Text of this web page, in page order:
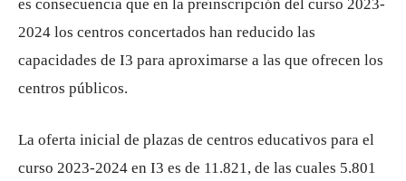
es consecuencia que en la preinscripción del curso 2023-
2024 los centros concertados han reducido las
capacidades de I3 para aproximarse a las que ofrecen los
centros públicos.
La oferta inicial de plazas de centros educativos para el
curso 2023-2024 en I3 es de 11.821, de las cuales 5.801